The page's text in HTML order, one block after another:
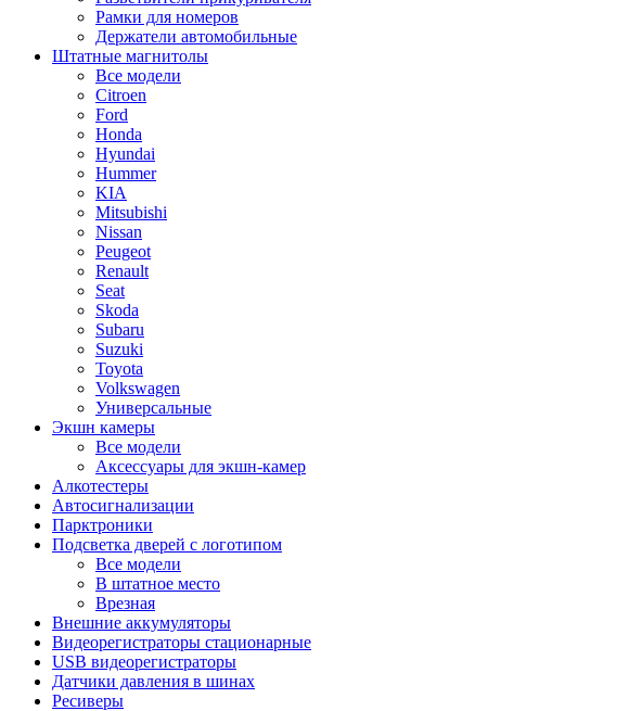
Рамки для номеров
Держатели автомобильные
Штатные магнитолы
Все модели
Citroen
Ford
Honda
Hyundai
Hummer
KIA
Mitsubishi
Nissan
Peugeot
Renault
Seat
Skoda
Subaru
Suzuki
Toyota
Volkswagen
Универсальные
Экшн камеры
Все модели
Аксессуары для экшн-камер
Алкотестеры
Автосигнализации
Парктроники
Подсветка дверей с логотипом
Все модели
В штатное место
Врезная
Внешние аккумуляторы
Видеорегистраторы стационарные
USB видеорегистраторы
Датчики давления в шинах
Ресиверы